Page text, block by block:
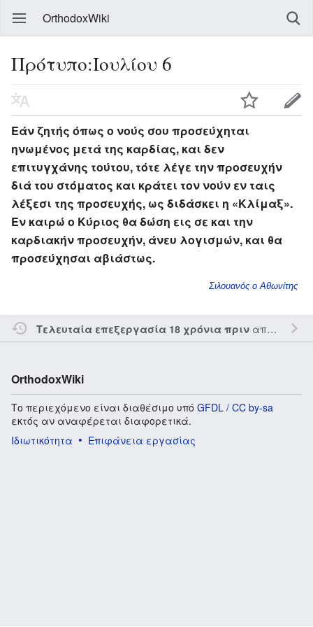
OrthodoxWiki
Πρότυπο:Ιουλίου 6
Εάν ζητής όπως ο νούς σου προσεύχηται
ηνωμένος μετά της καρδίας, και δεν
επιτυγχάνης τούτου, τότε λέγε την προσευχήν
διά του στόματος και κράτει τον νούν εν ταις
λέξεσι της προσευχής, ως διδάσκει η «Κλίμαξ».
Εν καιρώ ο Κύριος θα δώση εις σε και την
καρδιακήν προσευχήν, άνευ λογισμών, και θα
προσεύχησαι αβιάστως.
Σιλουανός ο Αθωνίτης
Τελευταία επεξεργασία 18 χρόνια πριναπό τον την
OrthodoxWiki
Το περιεχόμενο είναι διαθέσιμο υπό GFDL / CC by-sa
εκτός αν αναφέρεται διαφορετικά.
Ιδιωτικότητα
Επιφάνεια εργασίας